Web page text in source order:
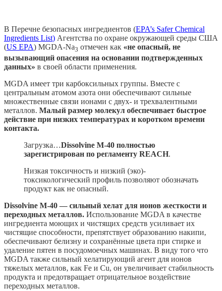
В Перечне безопасных ингредиентов (EPA’s Safer Chemical
Ingredients List) Агентства по охране окружающей среды США
(US EPA) MGDA-Na3 отмечен как «не опасный, не
вызывающий опасения на основании подтвержденных
данных» в своей области применения.
MGDA имеет три карбоксильных группы. Вместе с
центральным атомом азота они обеспечивают сильные
множественные связи ионами с двух- и трехвалентными
металлов. Малый размер молекул обеспечивает быстрое
действие при низких температурах и коротком времени
контакта.
Загрузка…Dissolvine М-40 полностью
зарегистрирован по регламенту REACH.
Низкая токсичность и низкий (эко)-
токсикологический профиль позволяют обозначать
продукт как не опасный.
Dissolvine M-40 — сильный хелат для ионов жесткости и
переходных металлов. Использование MGDA в качестве
ингредиента моющих и чистящих средств усиливает их
чистящие способности, препятствует образованию накипи,
обеспечивают белизну и сохранённые цвета при стирке и
удаление пятен в посудомоечных машинах. В виду того что
MGDA также сильный хелатирующий агент для ионов
тяжелых металлов, как Fe и Cu, он увеличивает стабильность
продукта и предотвращает отрицательное воздействие
переходных металлов.